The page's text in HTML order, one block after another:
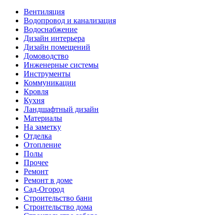
Вентиляция
Водопровод и канализация
Водоснабжение
Дизайн интерьера
Дизайн помещений
Домоводство
Инженерные системы
Инструменты
Коммуникации
Кровля
Кухня
Ландшафтный дизайн
Материалы
На заметку
Отделка
Отопление
Полы
Прочее
Ремонт
Ремонт в доме
Сад-Огород
Строительство бани
Строительство дома